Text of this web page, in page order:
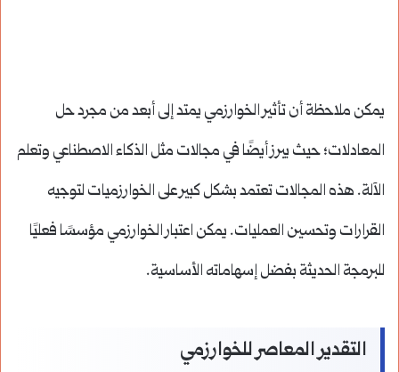
يمكن ملاحظة أن تأثير الخوارزمي يمتد إلى أبعد من مجرد حل
المعادلات؛ حيث يبرز أيضًا في مجالات مثل الذكاء الاصطناعي وتعلم
الآلة. هذه المجالات تعتمد بشكل كبير على الخوارزميات لتوجيه
القرارات وتحسين العمليات. يمكن اعتبار الخوارزمي مؤسسًا فعليًا
للبرمجة الحديثة بفضل إسهاماته الأساسية.
التقدير المعاصر للخوارزمي